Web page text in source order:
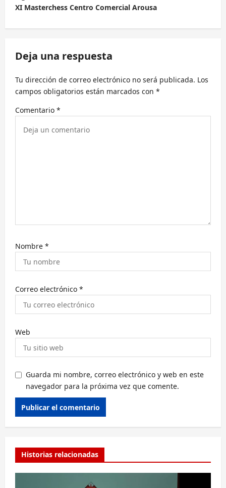
g
a
i
n
e
a
s
XI Masterchess Centro Comercial Arousa
Deja una respuesta
Tu dirección de correo electrónico no será publicada. Los
campos obligatorios están marcados con *
Comentario *
Nombre *
Correo electrónico *
Web
Guarda mi nombre, correo electrónico y web en este
navegador para la próxima vez que comente.
Historias relacionadas